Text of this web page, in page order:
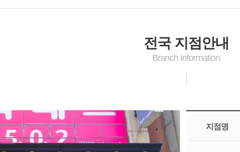
전국 지점안내
Branch Information
지점명